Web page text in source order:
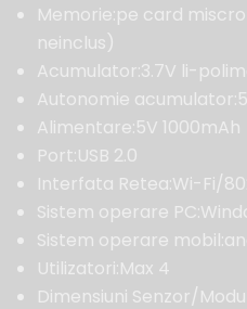
Memorie:pe card miscro
neinclus)
Acumulator:3.7V li-
Autonomie
Alimentare:5V 1000mAh
Port:USB 2.0
Interfata Retea:Wi-Fi/
Sistem operare
Sistem operare
Utilizatori:Max 4
Dimensiuni Senzor/